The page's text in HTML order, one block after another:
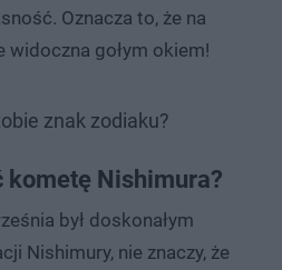
Oznacza to, że na
widoczna gołym okiem!
znak zodiaku?
kometę Nishimura?
był doskonałym
Nishimury, nie znaczy, że